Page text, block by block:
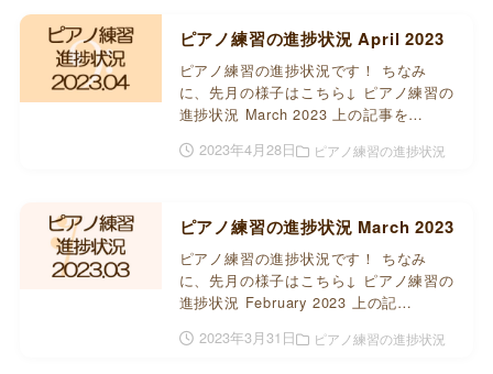
ピアノ練習の進捗状況 April 2023
ピアノ練習の進捗状況です！ ちなみ
に、先月の様子はこちら↓ ピアノ練習の
進捗状況 March 2023 上の記事を…
2023年4月28日
ピアノ練習の進捗状況
ピアノ練習の進捗状況 March 2023
ピアノ練習の進捗状況です！ ちなみ
に、先月の様子はこちら↓ ピアノ練習の
進捗状況 February 2023 上の記…
2023年3月31日
ピアノ練習の進捗状況